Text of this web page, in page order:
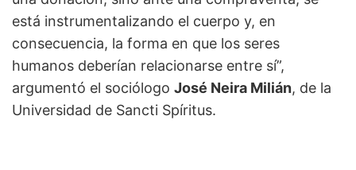
está instrumentalizando el cuerpo y, en
consecuencia, la forma en que los seres
humanos deberían relacionarse entre sí”,
argumentó el sociólogo José Neira Milián, de la
Universidad de Sancti Spíritus.